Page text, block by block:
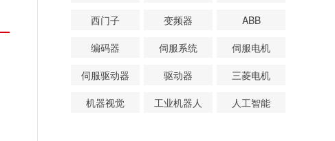
西门子
变频器
ABB
编码器
伺服系统
伺服电机
伺服驱动器
驱动器
三菱电机
机器视觉
工业机器人 人工智能